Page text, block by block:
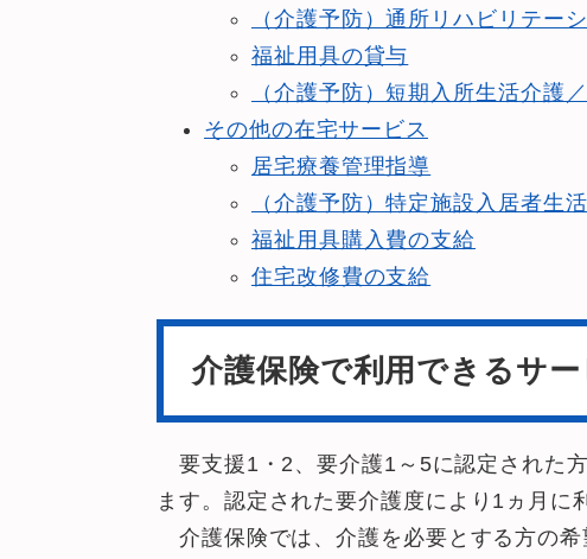
（介護予防）通所リハビリテー
福祉用具の貸与
（介護予防）短期入所生活介護
その他の在宅サービス
居宅療養管理指導
（介護予防）特定施設入居者生
福祉用具購入費の支給
住宅改修費の支給
介護保険で利用できるサー
要支援1・2、要介護1～5に認定された
ます。認定された要介護度により1ヵ月に
介護保険では、介護を必要とする方の